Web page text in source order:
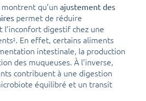
qu’un ajustement des
permet de réduire
digestif chez une
2. En effet, certains aliments
intestinale, la production
des muqueuses. À l’inverse,
contribuent à une digestion
équilibré et un transit